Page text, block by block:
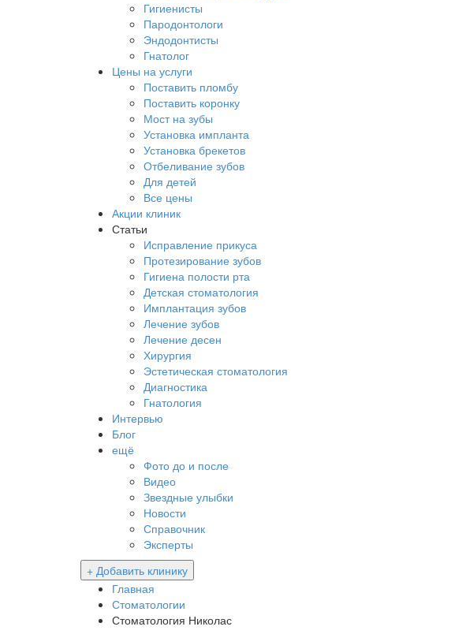
Гигиенисты
Пародонтологи
Эндодонтисты
Гнатолог
Цены на услуги
Поставить пломбу
Поставить коронку
Мост на зубы
Установка импланта
Установка брекетов
Отбеливание зубов
Для детей
Все цены
Акции клиник
Статьи
Исправление прикуса
Протезирование зубов
Гигиена полости рта
Детская стоматология
Имплантация зубов
Лечение зубов
Лечение десен
Хирургия
Эстетическая стоматология
Диагностика
Гнатология
Интервью
Блог
ещё
Фото до и после
Видео
Звездные улыбки
Новости
Справочник
Эксперты
+ Добавить клинику
Главная
Стоматологии
Стоматология Николас